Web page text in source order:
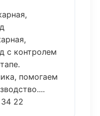
с контролем
помогаем
22